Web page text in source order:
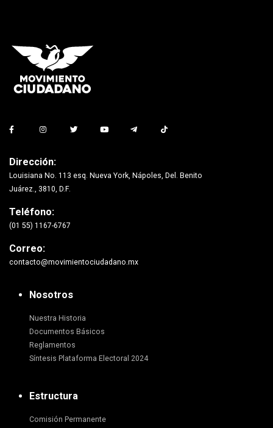
Dirección:
Louisiana No. 113 esq. Nueva York, Nápoles, Del. Benito
Juárez., 3810, D.F.
Teléfono:
(01 55) 1167-6767
Correo:
contacto@movimientociudadano.mx
Nosotros
Nuestra Historia
Documentos Básicos
Reglamentos
Síntesis Plataforma Electoral 2024
Estructura
Comisión Permanente